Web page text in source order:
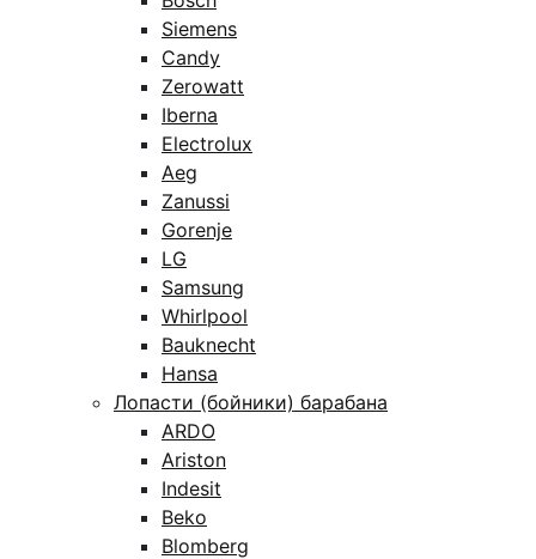
Siemens
Candy
Zerowatt
Iberna
Electrolux
Aeg
Zanussi
Gorenje
LG
Samsung
Whirlpool
Bauknecht
Hansa
Лопасти (бойники) барабана
ARDO
Ariston
Indesit
Beko
Blomberg